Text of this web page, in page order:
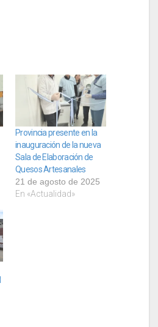
Provincia presente en la
inauguración de la nueva
Sala de Elaboración de
Quesos Artesanales
21 de agosto de 2025
En «Actualidad»